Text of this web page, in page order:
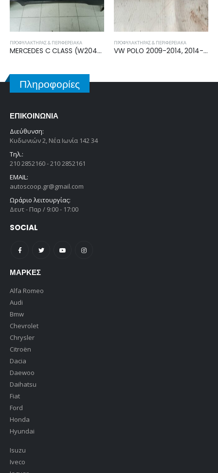
ΠΕΡΙΦΕΡΕΙΑΚΆ
MERCEDES C CLASS (W204) 2007-2011 ΠΡΟΦΥΛΑΚΤΗΡΑΣ ΠΙΣΩ (CLASSIC) A2048850625
ΠΡΟΦΥΛΑΚΤΉΡΑΣ & ΠΕΡΙΦΕΡΕΙΑΚΆ
VW POLO 2009-2014, 2014-2017 ΒΑΣΗ ΠΡΟΦΥΛΑΚΤΗΡΑ ΠΙΣΩ ΔΕΞΙΑ 6R6807394A
ΠΡΟΦΥΛΑΚΤΉΡΑΣ &
Πληροφορίες
ΕΠΙΚΟΙΝΩΝΊΑ
Διεύθυνση:
Κυδωνιών 2, Νέα Ιωνία 142 34
Τηλ.:
210 2852160 - 210 2852161
EMAIL:
autoscoop.gr@gmail.com
Ωράριο λειτουργίας:
Δευτ - Παρ / 9:00 - 17:00
SOCIAL
ΜΆΡΚΕΣ
Alfa Romeo
Audi
Bmw
Chevrolet
Chrysler
Citroën
Dacia
Daewoo
Daihatsu
Fiat
Ford
Honda
Hyundai
Isuzu
Iveco